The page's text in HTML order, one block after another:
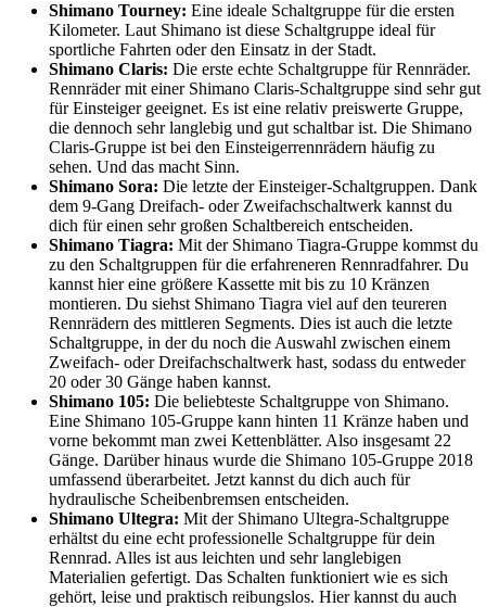
Shimano Tourney: Eine ideale Schaltgruppe für die ersten
Kilometer. Laut Shimano ist diese Schaltgruppe ideal für
sportliche Fahrten oder den Einsatz in der Stadt.
Shimano Claris: Die erste echte Schaltgruppe für Rennräder.
Rennräder mit einer Shimano Claris-Schaltgruppe sind sehr gut
für Einsteiger geeignet. Es ist eine relativ preiswerte Gruppe,
die dennoch sehr langlebig und gut schaltbar ist. Die Shimano
Claris-Gruppe ist bei den Einsteigerrennrädern häufig zu
sehen. Und das macht Sinn.
Shimano Sora: Die letzte der Einsteiger-Schaltgruppen. Dank
dem 9-Gang Dreifach- oder Zweifachschaltwerk kannst du
dich für einen sehr großen Schaltbereich entscheiden.
Shimano Tiagra: Mit der Shimano Tiagra-Gruppe kommst du
zu den Schaltgruppen für die erfahreneren Rennradfahrer. Du
kannst hier eine größere Kassette mit bis zu 10 Kränzen
montieren. Du siehst Shimano Tiagra viel auf den teureren
Rennrädern des mittleren Segments. Dies ist auch die letzte
Schaltgruppe, in der du noch die Auswahl zwischen einem
Zweifach- oder Dreifachschaltwerk hast, sodass du entweder
20 oder 30 Gänge haben kannst.
Shimano 105: Die beliebteste Schaltgruppe von Shimano.
Eine Shimano 105-Gruppe kann hinten 11 Kränze haben und
vorne bekommt man zwei Kettenblätter. Also insgesamt 22
Gänge. Darüber hinaus wurde die Shimano 105-Gruppe 2018
umfassend überarbeitet. Jetzt kannst du dich auch für
hydraulische Scheibenbremsen entscheiden.
Shimano Ultegra: Mit der Shimano Ultegra-Schaltgruppe
erhältst du eine echt professionelle Schaltgruppe für dein
Rennrad. Alles ist aus leichten und sehr langlebigen
Materialien gefertigt. Das Schalten funktioniert wie es sich
gehört, leise und praktisch reibungslos. Hier kannst du auch